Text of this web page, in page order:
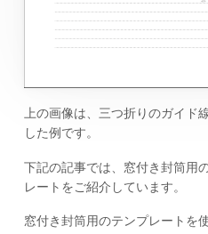
上の画像は、三つ折りのガイド
した例です。
下記の記事では、窓付き封筒用
レートをご紹介しています。
窓付き封筒用のテンプレートを